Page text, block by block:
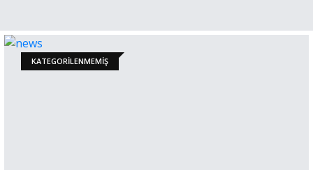
KATEGORILENMEMIŞ